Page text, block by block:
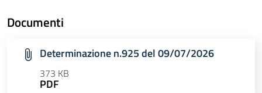
Documenti
Determinazione n.925 del 09/07/2026
373 KB
PDF